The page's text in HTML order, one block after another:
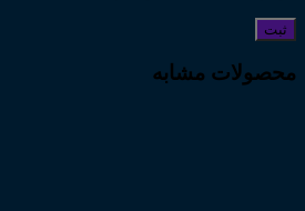
محصولات مشابه